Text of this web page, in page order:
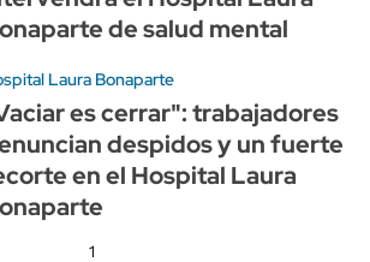
de salud mental
Laura Bonaparte
es cerrar": trabajadores
despidos y un fuerte
en el Hospital Laura
1